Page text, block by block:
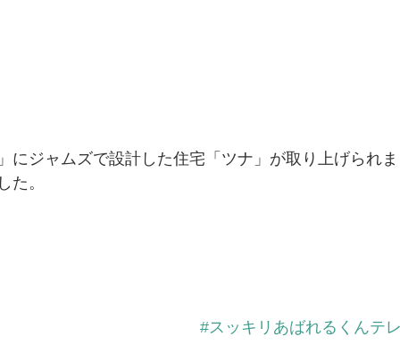
にジャムズで設計した住宅「ツナ」が取り上げられま
た。
#スッキリあばれるくんテ